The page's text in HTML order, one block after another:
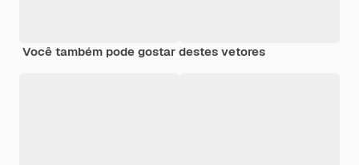
Você também pode gostar destes vetores